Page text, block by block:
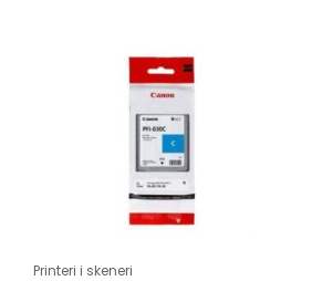
Printeri i skeneri